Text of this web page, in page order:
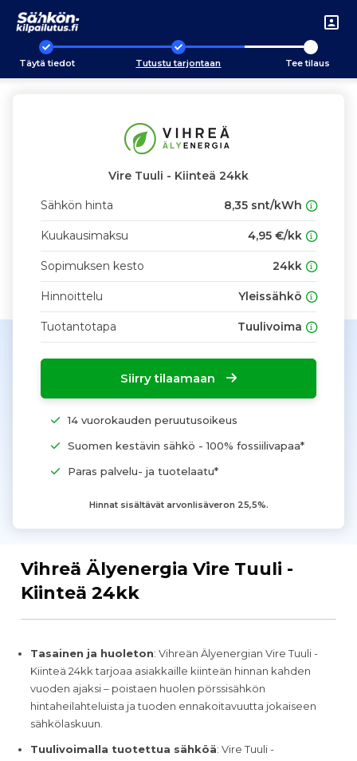
Täytä tiedot Tutustu tarjontaan Tee tilaus
Vire Tuuli - Kiinteä 24kk
Sähkön hinta 8,35 snt/kWh
Kuukausimaksu 4,95 €/kk
Sopimuksen kesto 24kk
Hinnoittelu Yleissähkö
Tuotantotapa Tuulivoima
Siirry tilaamaan
14 vuorokauden peruutusoikeus
Suomen kestävin sähkö - 100% fossiilivapaa*
Paras palvelu- ja tuotelaatu*
Hinnat sisältävät arvonlisäveron 25,5%.
Vihreä Älyenergia Vire Tuuli -
Kiinteä 24kk
Tasainen ja huoleton: Vihreän Älyenergian Vire Tuuli -
Kiinteä 24kk tarjoaa asiakkaille kiinteän hinnan kahden
vuoden ajaksi – poistaen huolen pörssisähkön
hintaheilahteluista ja tuoden ennakoitavuutta jokaiseen
sähkölaskuun.
Tuulivoimalla tuotettua sähköä: Vire Tuuli -